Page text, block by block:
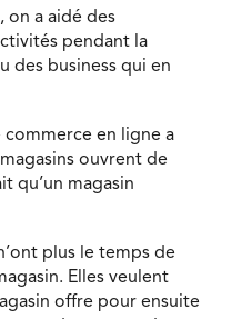
on a aidé des
pendant la
des business qui en
commerce en ligne a
ouvrent de
qu’un magasin
plus le temps de
Elles veulent
offre pour ensuite